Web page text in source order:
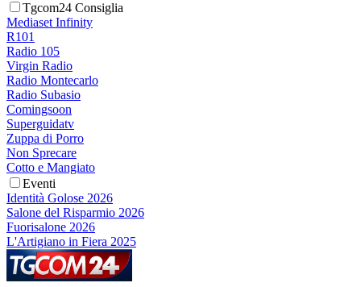
Tgcom24 Consiglia
Mediaset Infinity
R101
Radio 105
Virgin Radio
Radio Montecarlo
Radio Subasio
Comingsoon
Superguidatv
Zuppa di Porro
Non Sprecare
Cotto e Mangiato
Eventi
Identità Golose 2026
Salone del Risparmio 2026
Fuorisalone 2026
L'Artigiano in Fiera 2025